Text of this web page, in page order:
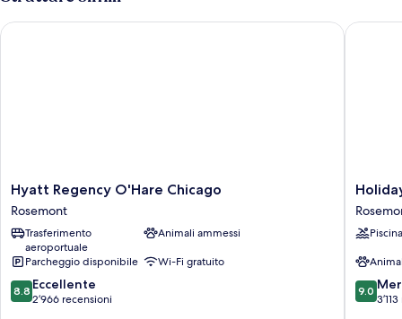
allergici
per
soggetti
Hyatt
Regency
O'Hare
Chicago
Rosemont
Hyatt Regency O'Hare Chicago
Rosemont
Trasferimento
aeroportuale
Animali ammessi
Parcheggio disponibile
Wi-Fi gratuito
8.8
su
8.8 Eccellente
2’966 recensioni
Hyatt Regency O'Hare Chicago
Holiday
Inn
Chicago
O'Hare
by
IHG
Piscina
9.0
su
9.0
Holiday